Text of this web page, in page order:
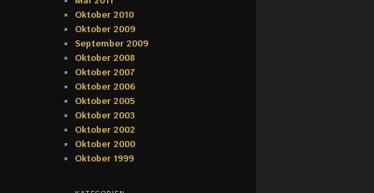
Oktober 2010
Oktober 2009
September 2009
Oktober 2008
Oktober 2007
Oktober 2006
Oktober 2005
Oktober 2003
Oktober 2002
Oktober 2000
Oktober 1999